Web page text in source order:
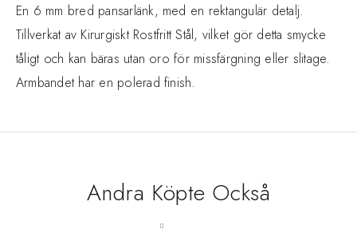
En 6 mm bred pansarlänk, med en rektangulär detalj.
Tillverkat av Kirurgiskt Rostfritt Stål, vilket gör detta smycke
tåligt och kan bäras utan oro för missfärgning eller slitage.
Armbandet har en polerad finish.
Andra Köpte Också